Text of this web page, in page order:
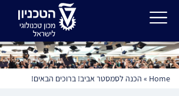
Home
» הכנה לסמסטר אביב! ברוכים הבאים!